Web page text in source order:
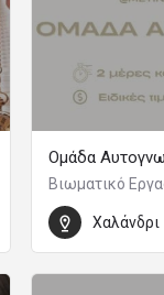
Ομάδα
Βιωματικό
150 14
Χαλάνδρι